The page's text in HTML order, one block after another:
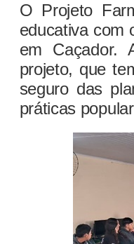
O Projeto
educativa com
em Caçador.
projeto, que
seguro das
práticas